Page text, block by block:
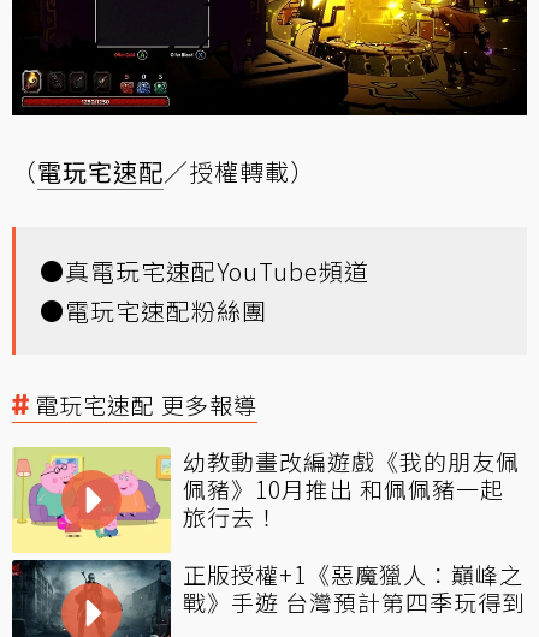
（電玩宅速配／授權轉載）
●真電玩宅速配YouTube頻道
●電玩宅速配粉絲團
電玩宅速配 更多報導
幼教動畫改編遊戲《我的朋友佩
佩豬》10月推出 和佩佩豬一起
旅行去！
正版授權+1《惡魔獵人：巔峰之
戰》手遊 台灣預計第四季玩得到